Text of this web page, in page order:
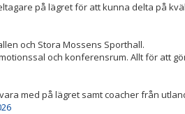
på lägret för att kunna delta på
och Stora Mossens Sporthall.
och konferensrum. Allt för att
med på lägret samt coacher från